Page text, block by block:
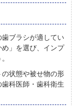
ブラシが適してい
」を選び、インプ
状態や被せ物の形
科医師・歯科衛生